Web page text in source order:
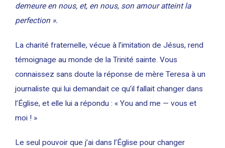
demeure en nous, et, en nous, son amour atteint la
perfection ».
La charité fraternelle, vécue à l’imitation de Jésus, rend
témoignage au monde de la Trinité sainte. Vous
connaissez sans doute la réponse de mère Teresa à un
journaliste qui lui demandait ce qu’il fallait changer dans
l’Église, et elle lui a répondu : « You and me — vous et
moi ! »
Le seul pouvoir que j’ai dans l’Église pour changer